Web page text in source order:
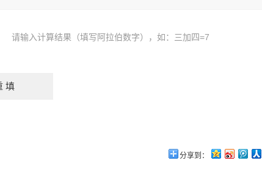
请输入计算结果（填写阿拉伯数字），如：三加四=7
分享到：